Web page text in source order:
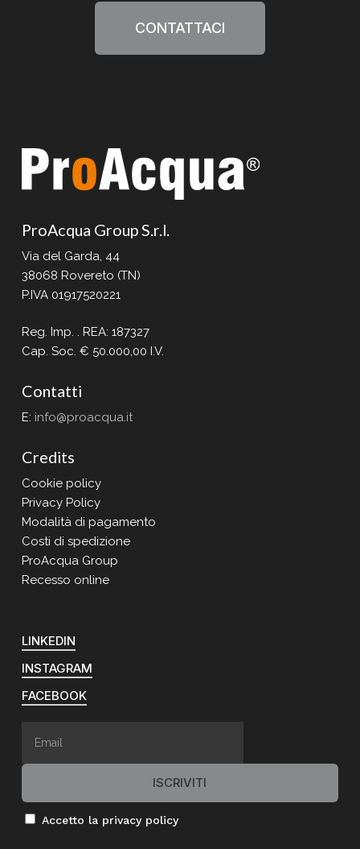
CONTATTACI
ProAcqua Group S.r.l.
Via del Garda, 44
38068 Rovereto (TN)
P.IVA 01917520221
Reg. Imp. . REA: 187327
Cap. Soc. € 50.000,00 I.V.
Contatti
E: info@proacqua.it
Credits
Cookie policy
Privacy Policy
Modalità di pagamento
Costi di spedizione
ProAcqua Group
Recesso online
LINKEDIN
INSTAGRAM
FACEBOOK
Accetto la privacy policy